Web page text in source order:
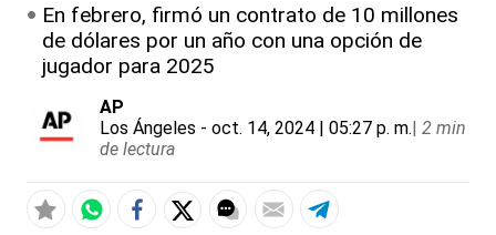
En febrero, firmó un contrato de 10 millones
de dólares por un año con una opción de
jugador para 2025
AP
Los Ángeles - oct. 14, 2024 | 05:27 p. m.| 2 min
de lectura